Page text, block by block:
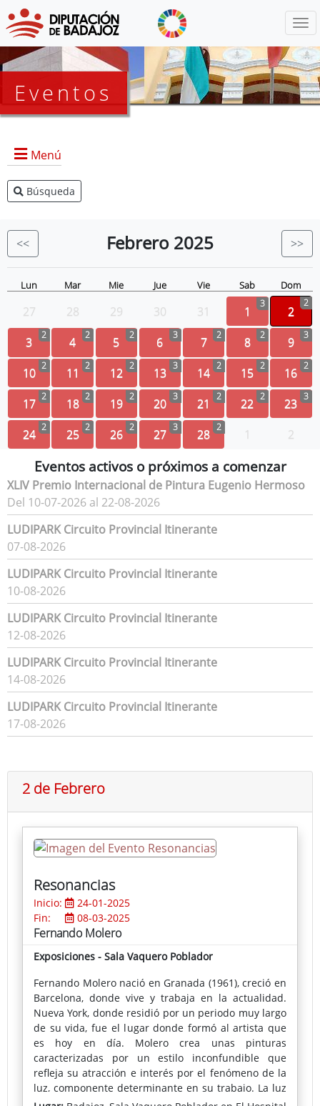
Eventos
Menú
Agenda Presidencia
Eventos
Búsqueda
<< Febrero 2025 >>
Lun Mar Mie Jue Vie Sab Dom
27 28 29 30 31 1 3 2
2
3 2 4 2 5 2 6 3 7 2 8 2 9 3
10 2 11 2 12 2 13 3 14 2 15 2 16 2
17 2 18 2 19 2 20 3 21 2 22 2 23 3
24 2 25 2 26 2 27 3 28 2 1 2
Eventos activos o próximos a comenzar
XLIV Premio Internacional de Pintura Eugenio Hermoso
Del 10-07-2026 al 22-08-2026
LUDIPARK Circuito Provincial Itinerante
07-08-2026
LUDIPARK Circuito Provincial Itinerante
10-08-2026
LUDIPARK Circuito Provincial Itinerante
12-08-2026
LUDIPARK Circuito Provincial Itinerante
14-08-2026
LUDIPARK Circuito Provincial Itinerante
17-08-2026
2 de Febrero
Resonancias
Inicio:
24-01-2025
Fin:
08-03-2025
Fernando Molero
Exposiciones - Sala Vaquero Poblador
Fernando Molero nació en Granada (1961), creció en
Barcelona, donde vive y trabaja en la actualidad.
Nueva York, donde residió por un periodo muy largo
de su vida, fue el lugar donde formó al artista que
es hoy en día. Molero crea unas pinturas
caracterizadas por un estilo inconfundible que
refleja su atracción e interés por el fenómeno de la
luz, componente determinante en su trabajo. La luz
domina la atmósfera de las obras y da el sello que